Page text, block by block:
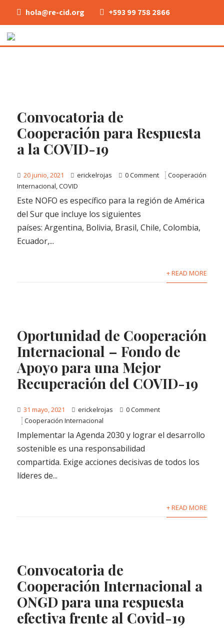
hola@re-cid.org +593 99 758 2866
Convocatoria de
Cooperación para Respuesta
a la COVID-19
20 junio, 2021 erickelrojas 0 Comment
Cooperación
Internacional, COVID
Este NOFO es específico para la región de América
del Sur que incluye los siguientes
países: Argentina, Bolivia, Brasil, Chile, Colombia,
Ecuador,...
+ READ MORE
Oportunidad de Cooperación
Internacional – Fondo de
Apoyo para una Mejor
Recuperación del COVID-19
31 mayo, 2021 erickelrojas
0 Comment
Cooperación Internacional
Implementar la Agenda 2030 y lograr el desarrollo
sostenible es una responsabilidad
compartida. Exige acciones decisivas de todos los
líderes de...
+ READ MORE
Convocatoria de
Cooperación Internacional a
ONGD para una respuesta
efectiva frente al Covid-19